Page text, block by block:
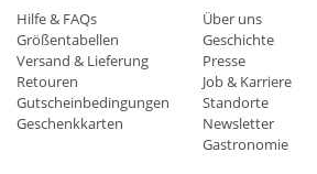
Hilfe & FAQs
Größentabellen
Versand & Lieferung
Retouren
Gutscheinbedingungen
Geschenkkarten
Über uns
Geschichte
Presse
Job & Karriere
Standorte
Newsletter
Gastronomie